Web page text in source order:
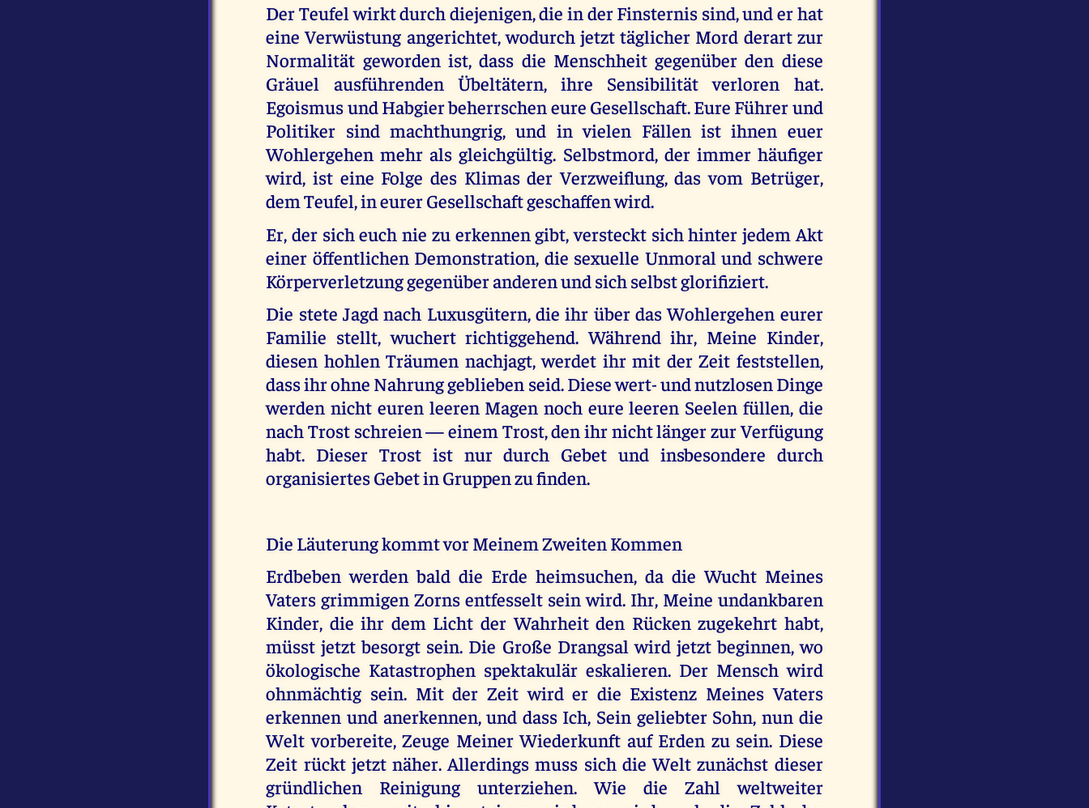
Der Teufel wirkt durch diejenigen, die in der Finsternis sind, und er hat
eine Verwüstung angerichtet, wodurch jetzt täglicher Mord derart zur
Normalität geworden ist, dass die Menschheit gegenüber den diese
Gräuel ausführenden Übeltätern, ihre Sensibilität verloren hat.
Egoismus und Habgier beherrschen eure Gesellschaft. Eure Führer und
Politiker sind machthungrig, und in vielen Fällen ist ihnen euer
Wohlergehen mehr als gleichgültig. Selbstmord, der immer häufiger
wird, ist eine Folge des Klimas der Verzweiflung, das vom Betrüger,
dem Teufel, in eurer Gesellschaft geschaffen wird.
Er, der sich euch nie zu erkennen gibt, versteckt sich hinter jedem Akt
einer öffentlichen Demonstration, die sexuelle Unmoral und schwere
Körperverletzung gegenüber anderen und sich selbst glorifiziert.
Die stete Jagd nach Luxusgütern, die ihr über das Wohlergehen eurer
Familie stellt, wuchert richtiggehend. Während ihr, Meine Kinder,
diesen hohlen Träumen nachjagt, werdet ihr mit der Zeit feststellen,
dass ihr ohne Nahrung geblieben seid. Diese wert- und nutzlosen Dinge
werden nicht euren leeren Magen noch eure leeren Seelen füllen, die
nach Trost schreien — einem Trost, den ihr nicht länger zur Verfügung
habt. Dieser Trost ist nur durch Gebet und insbesondere durch
organisiertes Gebet in Gruppen zu finden.
Die Läuterung kommt vor Meinem Zweiten Kommen
Erdbeben werden bald die Erde heimsuchen, da die Wucht Meines
Vaters grimmigen Zorns entfesselt sein wird. Ihr, Meine undankbaren
Kinder, die ihr dem Licht der Wahrheit den Rücken zugekehrt habt,
müsst jetzt besorgt sein. Die Große Drangsal wird jetzt beginnen, wo
ökologische Katastrophen spektakulär eskalieren. Der Mensch wird
ohnmächtig sein. Mit der Zeit wird er die Existenz Meines Vaters
erkennen und anerkennen, und dass Ich, Sein geliebter Sohn, nun die
Welt vorbereite, Zeuge Meiner Wiederkunft auf Erden zu sein. Diese
Zeit rückt jetzt näher. Allerdings muss sich die Welt zunächst dieser
gründlichen Reinigung unterziehen. Wie die Zahl weltweiter